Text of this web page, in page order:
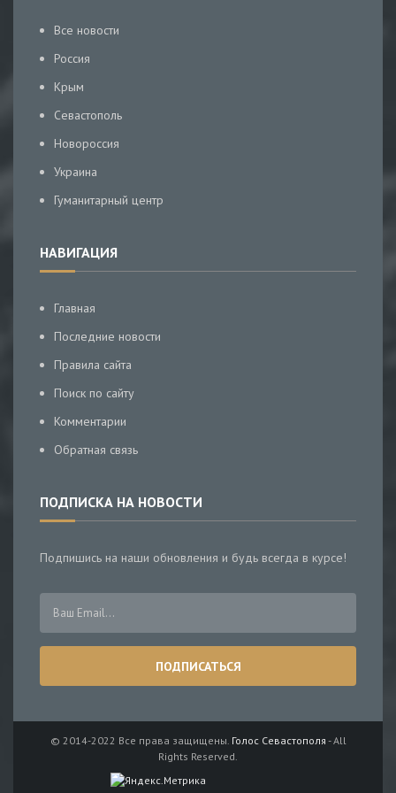
Все новости
Россия
Крым
Севастополь
Новороссия
Украина
Гуманитарный центр
НАВИГАЦИЯ
Главная
Последние новости
Правила сайта
Поиск по сайту
Комментарии
Обратная связь
ПОДПИСКА НА НОВОСТИ
Подпишись на наши обновления и будь всегда в курсе!
© 2014-2022 Все права защищены. Голос Севастополя - All
Rights Reserved.